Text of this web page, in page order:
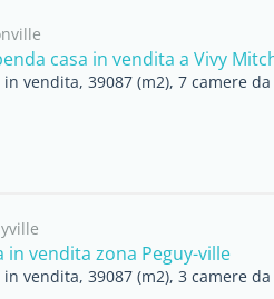
casa in vendita a Vivy
in vendita, 39087 (m2), 7 camere
in vendita zona Peguy-ville
in vendita, 39087 (m2), 3 camere